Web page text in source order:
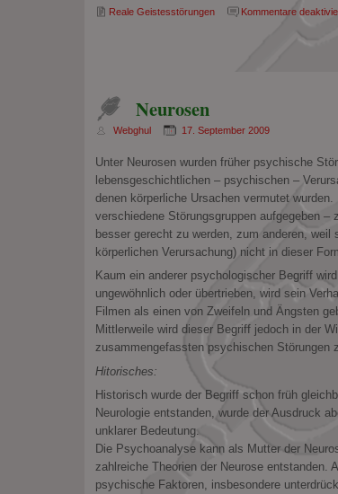
Reale Geistesstörungen Kommentare
Neurosen
Webghul 17. September 2009
Unter Neurosen wurden früher psychische
lebensgeschichtlichen – psychischen –
denen körperliche Ursachen vermutet
verschiedene Störungsgruppen aufgegeben –
besser gerecht zu werden, zum anderen,
körperlichen Verursachung) nicht in dieser
Kaum ein anderer psychologischer Begriff
ungewöhnlich oder übertrieben, wird sein
Filmen als einen von Zweifeln und Ängsten
Mittlerweile wird dieser Begriff jedoch in der
zusammengefassten psychischen Störungen
Hitorisches:
Historisch wurde der Begriff schon früh
Neurologie entstanden, wurde der Ausdruck
unklarer Bedeutung.
Die Psychoanalyse kann als Mutter der
zahlreiche Theorien der Neurose
psychische Faktoren, insbesondere